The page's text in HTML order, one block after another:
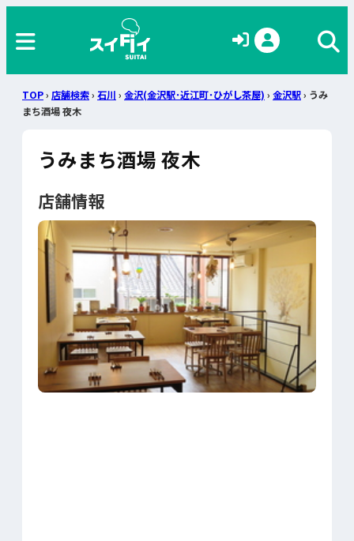
TOP› 店舗検索› 石川 › 金沢(金沢駅･近江町･ひがし茶屋) › 金沢駅› うみ
まち酒場 夜木
うみまち酒場 夜木
店舗情報
>